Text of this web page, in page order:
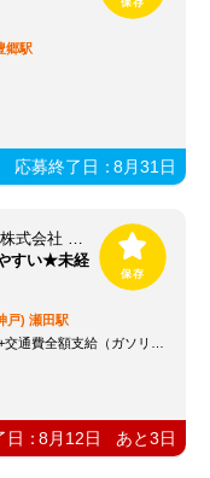
郷駅
応募終了日：8月31日
滋賀県立精神医療センター(日清医療食品株式会社 近畿支店)
すい★未経
戸) 瀬田駅
全額支給（ガソリン代も支給）
日：8月12日 あと3日